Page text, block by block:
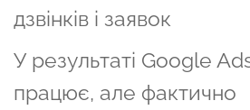
дзвінків і заявок
У результаті Google
працює, але фактично